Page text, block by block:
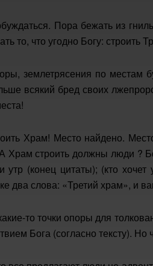
Пора бежать из
то, что угодно Богу: строить
землетрясения по местам
всякий бред своих
Храм! Место найдено.
Храм строить должны люди ?
утр (конец цитаты); (кто
два слова: «Третий храм», и
то точки опоры для
Бога (согласно тексту).